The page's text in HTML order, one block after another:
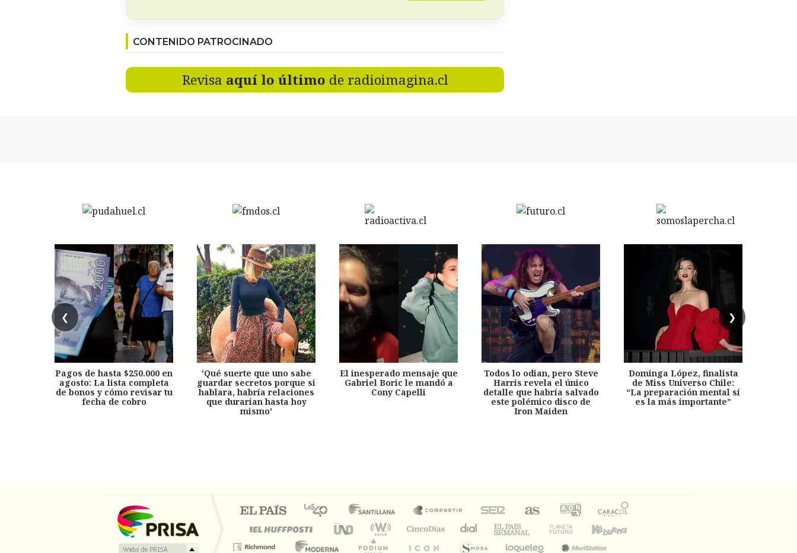
CONTENIDO PATROCINADO
Revisa aquí lo último de radioimagina.cl
❮ ❯
Pagos de hasta $250.000 en
agosto: La lista completa
de bonos y cómo revisar tu
fecha de cobro
'Qué suerte que uno sabe
guardar secretos porque si
hablara, habría relaciones
que durarían hasta hoy
mismo'
El inesperado mensaje que
Gabriel Boric le mandó a
Cony Capelli
Todos lo odian, pero Steve
Harris revela el único
detalle que habría salvado
este polémico disco de
Iron Maiden
Dominga López, finalista
de Miss Universo Chile:
“La preparación mental sí
es la más importante”